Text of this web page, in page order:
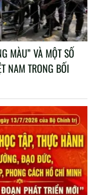
MÀU” VÀ MỘT SỐ
NAM TRONG BỐI